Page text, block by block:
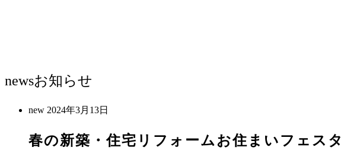
newsお知らせ
new 2024年3月13日
春の新築・住宅リフォームお住まいフェスタ